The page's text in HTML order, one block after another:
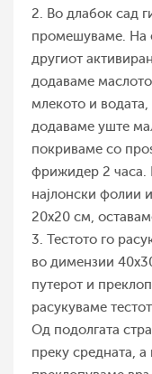
2. Во длабок сад
промешуваме. На
другиот
додаваме
млекото и
додаваме уште
покриваме со
фрижидер 2 часа.
најлонски фолии
20х20 см,
3. Тестото го
во димензии
путерот и
расукуваме
Од подолгата
преку средната, а